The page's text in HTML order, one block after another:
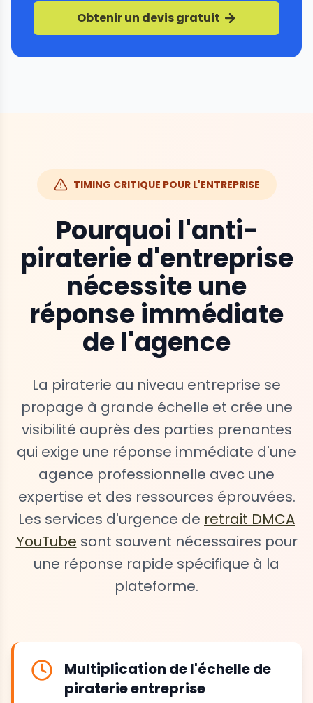
Obtenir un devis gratuit
TIMING CRITIQUE POUR L'ENTREPRISE
Pourquoi l'anti-
piraterie d'entreprise
nécessite une
réponse immédiate
de l'agence
La piraterie au niveau entreprise se
propage à grande échelle et crée une
visibilité auprès des parties prenantes
qui exige une réponse immédiate d'une
agence professionnelle avec une
expertise et des ressources éprouvées.
Les services d'urgence de retrait DMCA
YouTube sont souvent nécessaires pour
une réponse rapide spécifique à la
plateforme.
Multiplication de l'échelle de
piraterie entreprise